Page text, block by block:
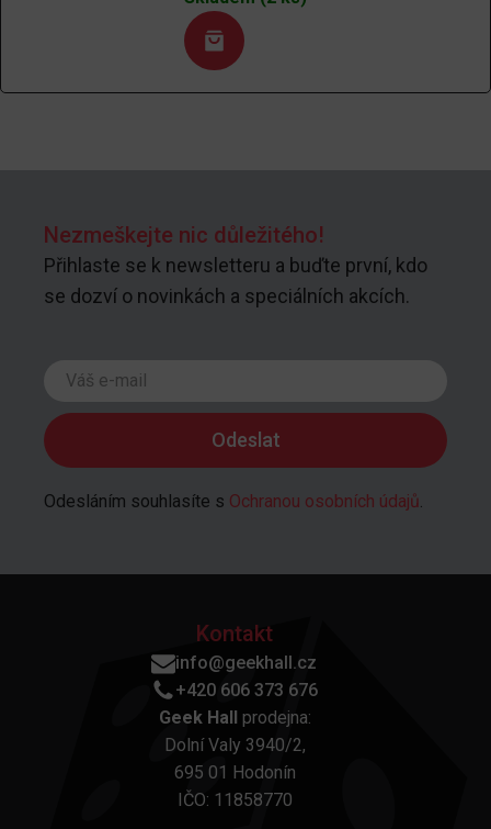
Nezmeškejte nic důležitého!
Přihlaste se k newsletteru a buďte první, kdo
se dozví o novinkách a speciálních akcích.
Odesláním souhlasíte s Ochranou osobních údajů.
Kontakt
info@geekhall.cz
+420 606 373 676
Geek Hall prodejna:
Dolní Valy 3940/2,
695 01 Hodonín
IČO: 11858770